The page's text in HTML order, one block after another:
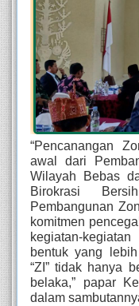
“Pencanangan
awal dari
Wilayah Bebas
Birokrasi
Pembangunan
komitmen
kegiatan-
bentuk yang
“ZI” tidak hanya
belaka,” papar
dalam